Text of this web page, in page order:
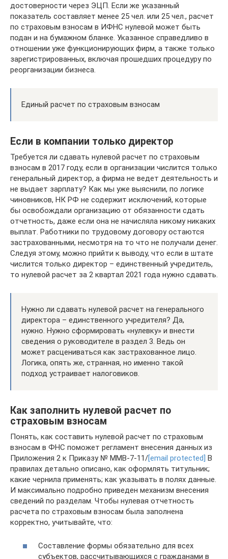
достоверности через ЭЦП. Если же указанный
показатель составляет менее 25 чел. или 25 чел., расчет
по страховым взносам в ИФНС нулевой может быть
подан и на бумажном бланке. Указанное справедливо в
отношении уже функционирующих фирм, а также только
зарегистрированных, включая прошедших процедуру по
реорганизации бизнеса.
Единый расчет по страховым взносам
Если в компании только директор
Требуется ли сдавать нулевой расчет по страховым
взносам в 2017 году, если в организации числится только
генеральный директор, а фирма не ведет деятельность и
не выдает зарплату? Как мы уже выяснили, по логике
чиновников, НК РФ не содержит исключений, которые
бы освобождали организацию от обязанности сдать
отчетность, даже если она не начисляла никому никаких
выплат. Работники по трудовому договору остаются
застрахованными, несмотря на то что не получали денег.
Следуя этому, можно прийти к выводу, что если в штате
числится только директор – единственный учредитель,
то нулевой расчет за 2 квартал 2021 года нужно сдавать.
Нужно ли сдавать нулевой расчет на генерального
директора – единственного учредителя? Да,
нужно. Нужно сформировать «нулевку» и внести
сведения о руководителе в раздел 3. Ведь он
может расцениваться как застрахованное лицо.
Логика, опять же, странная, но именно такой
подход устраивает налоговиков.
Как заполнить нулевой расчет по
страховым взносам
Понять, как составить нулевой расчет по страховым
взносам в ФНС поможет регламент внесения данных из
Приложения 2 к Приказу № ММВ-7-11/[email protected] В
правилах детально описано, как оформлять титульник;
какие чернила применять; как указывать в полях данные.
И максимально подробно приведен механизм внесения
сведений по разделам. Чтобы нулевая отчетность
расчета по страховым взносам была заполнена
корректно, учитывайте, что:
Составление формы обязательно для всех
субъектов, рассчитывающихся с гражданами в